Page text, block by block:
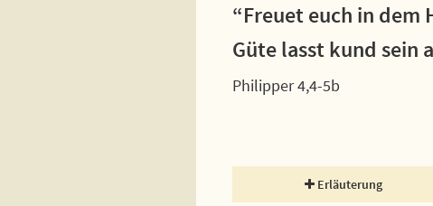
“Freuet euch in dem
Güte lasst kund sein
Philipper 4,4-5b
Erläuterung